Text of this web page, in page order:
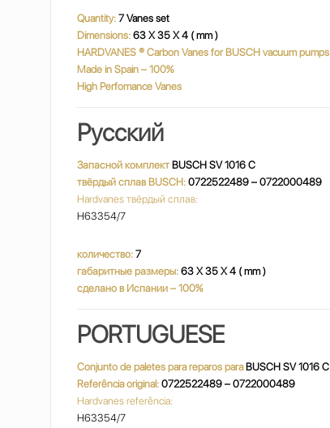
Quantity:7 Vanes set
Dimensions: 63 X 35 X 4 ( mm )
HARDVANES ® Carbon Vanes for BUSCH vacuum pumps
Made in Spain – 100%
High Perfomance Vanes
Русский
Запасной комплект BUSCH SV 1016 C
твёрдый сплав BUSCH:0722522489 – 0722000489
Hardvanes твёрдый сплав:
H63354/7
количество:7
габаритные размеры: 63 X 35 X 4 ( mm )
сделано в Испании – 100%
PORTUGUESE
Conjunto de paletes para reparos para BUSCH SV 1016 C
Referência original:0722522489 – 0722000489
Hardvanes referência:
H63354/7